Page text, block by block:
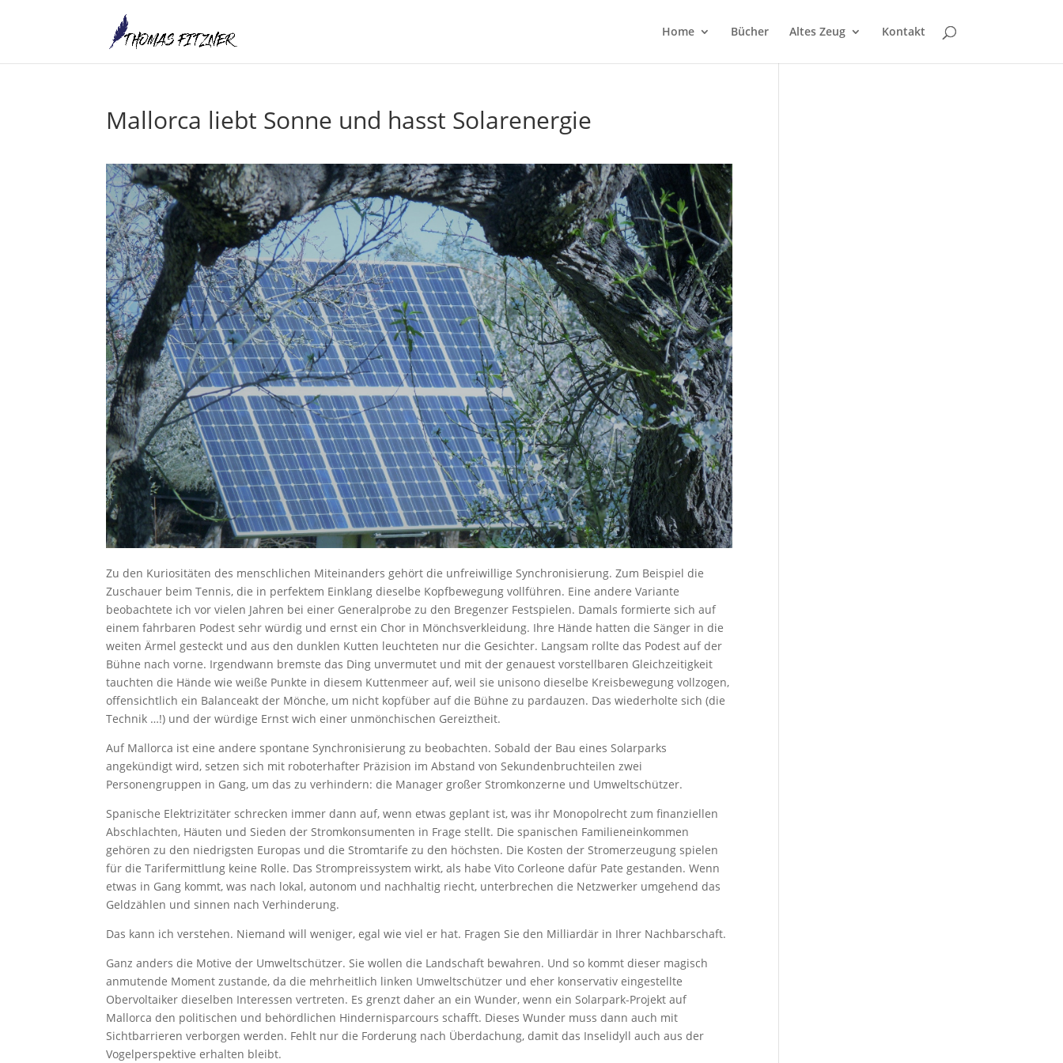
Home Bücher Altes Zeug Kontakt
Mallorca liebt Sonne und hasst Solarenergie
Zu den Kuriositäten des menschlichen Miteinanders gehört die unfreiwillige Synchronisierung. Zum Beispiel die
Zuschauer beim Tennis, die in perfektem Einklang dieselbe Kopfbewegung vollführen. Eine andere Variante
beobachtete ich vor vielen Jahren bei einer Generalprobe zu den Bregenzer Festspielen. Damals formierte sich auf
einem fahrbaren Podest sehr würdig und ernst ein Chor in Mönchsverkleidung. Ihre Hände hatten die Sänger in die
weiten Ärmel gesteckt und aus den dunklen Kutten leuchteten nur die Gesichter. Langsam rollte das Podest auf der
Bühne nach vorne. Irgendwann bremste das Ding unvermutet und mit der genauest vorstellbaren Gleichzeitigkeit
tauchten die Hände wie weiße Punkte in diesem Kuttenmeer auf, weil sie unisono dieselbe Kreisbewegung vollzogen,
offensichtlich ein Balanceakt der Mönche, um nicht kopfüber auf die Bühne zu pardauzen. Das wiederholte sich (die
Technik …!) und der würdige Ernst wich einer unmönchischen Gereiztheit.
Auf Mallorca ist eine andere spontane Synchronisierung zu beobachten. Sobald der Bau eines Solarparks
angekündigt wird, setzen sich mit roboterhafter Präzision im Abstand von Sekundenbruchteilen zwei
Personengruppen in Gang, um das zu verhindern: die Manager großer Stromkonzerne und Umweltschützer.
Spanische Elektrizitäter schrecken immer dann auf, wenn etwas geplant ist, was ihr Monopolrecht zum finanziellen
Abschlachten, Häuten und Sieden der Stromkonsumenten in Frage stellt. Die spanischen Familieneinkommen
gehören zu den niedrigsten Europas und die Stromtarife zu den höchsten. Die Kosten der Stromerzeugung spielen
für die Tarifermittlung keine Rolle. Das Strompreissystem wirkt, als habe Vito Corleone dafür Pate gestanden. Wenn
etwas in Gang kommt, was nach lokal, autonom und nachhaltig riecht, unterbrechen die Netzwerker umgehend das
Geldzählen und sinnen nach Verhinderung.
Das kann ich verstehen. Niemand will weniger, egal wie viel er hat. Fragen Sie den Milliardär in Ihrer Nachbarschaft.
Ganz anders die Motive der Umweltschützer. Sie wollen die Landschaft bewahren. Und so kommt dieser magisch
anmutende Moment zustande, da die mehrheitlich linken Umweltschützer und eher konservativ eingestellte
Obervoltaiker dieselben Interessen vertreten. Es grenzt daher an ein Wunder, wenn ein Solarpark-Projekt auf
Mallorca den politischen und behördlichen Hindernisparcours schafft. Dieses Wunder muss dann auch mit
Sichtbarrieren verborgen werden. Fehlt nur die Forderung nach Überdachung, damit das Inselidyll auch aus der
Vogelperspektive erhalten bleibt.